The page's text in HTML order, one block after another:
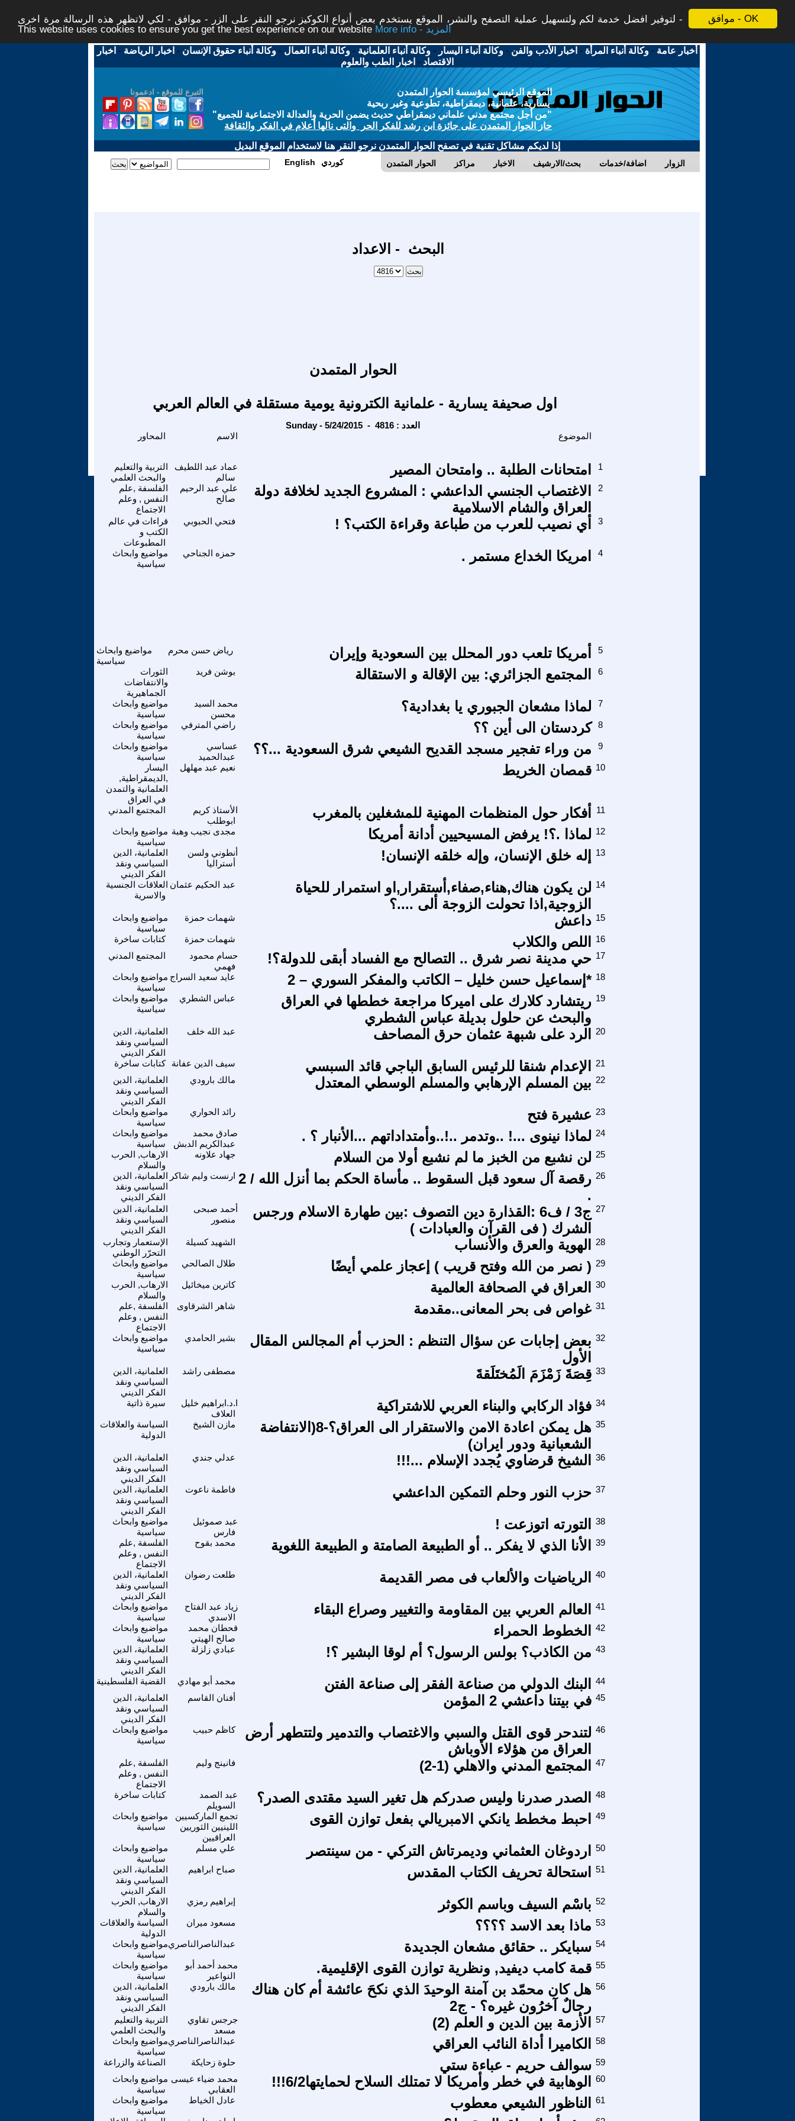
موافق - OK
لتوفير افضل خدمة لكم ولتسهيل عملية التصفح والنشر، الموقع يستخدم بعض أنواع الكوكيز نرجو النقر على الزر - موافق - لكي لاتظهر هذه الرسالة مرة اخرى -
This website uses cookies to ensure you get the best experience on our website
More info - المزيد
أخبار عامة -وكالة أنباء المرأة - اخبار الأدب والفن -وكالة أنباء اليسار -وكالة أنباء العلمانية -وكالة أنباء العمال -وكالة أنباء حقوق الإنسان - اخبار الرياضة - اخبار
الاقتصاد - اخبار الطب والعلوم
التبرع للموقع - ادعمونا
الموقع الرئيسي لمؤسسة الحوار المتمدن
يسارية، علمانية، ديمقراطية، تطوعية وغير ربحية
"من أجل مجتمع مدني علماني ديمقراطي حديث يضمن الحرية والعدالة الاجتماعية للجميع"
حاز الحوار المتمدن على جائزة ابن رشد للفكر الحر والتى نالها أعلام في الفكر والثقافة
إذا لديكم مشاكل تقنية في تصفح الحوار المتمدن نرجو النقر هنا لاستخدام الموقع البديل
الحوار المتمدن مراكز الاخبار بحث/الارشيف اضافة/خدمات الزوار English كوردي
البحث - الاعداد
الحوار المتمدن
اول صحيفة يسارية - علمانية الكترونية يومية مستقلة في العالم العربي
Sunday - 5/24/2015 - العدد : 4816
الاسم الموضوع
التربية والتعليم
والبحث العلمي
عماد عبد اللطيف
سالم
امتحانات الطلبة .. وامتحان المصير 1
الفلسفة ,علم
النفس , وعلم
الاجتماع
علي عبد الرحيم
صالح
الاغتصاب الجنسي الداعشي : المشروع الجديد لخلافة دولة
العراق والشام الاسلامية
2
قراءات في عالم
الكتب و
المطبوعات
فتحي الحبوبي أي نصيب للعرب من طباعة وقراءة الكتب؟ ! 3
مواضيع وابحاث
سياسية
حمزه الجناحي امريكا الخداع مستمر . 4
مواضيع وابحاث
سياسية
رياض حسن محرم أمريكا تلعب دور المحلل بين السعودية وإيران 5
الثورات
والانتفاضات
الجماهيرية
بوشن فريد المجتمع الجزائري: بين الإقالة و الاستقالة 6
مواضيع وابحاث
سياسية
محمد السيد
محسن
لماذا مشعان الجبوري يا بغدادية؟ 7
مواضيع وابحاث
سياسية
راضي المترفي كردستان الى أين ؟؟ 8
مواضيع وابحاث
سياسية
عساسي
عبدالحميد
من وراء تفجير مسجد القديح الشيعي شرق السعودية ...؟؟ 9
اليسار
,الديمقراطية,
العلمانية والتمدن
في العراق
نعيم عبد مهلهل قمصان الخريط 10
المجتمع المدني
الأستاذ كريم
ابوطلب
أفكار حول المنظمات المهنية للمشغلين بالمغرب 11
مواضيع وابحاث
سياسية
مجدى نجيب وهبة لماذا .؟! يرفض المسيحيين أدانة أمريكا 12
العلمانية، الدين
السياسي ونقد
الفكر الديني
أنطوني ولسن
أستراليا
إله خلق الإنسان، وإله خلقه الإنسان! 13
العلاقات الجنسية
والاسرية
عبد الحكيم عثمان
لن يكون هناك,هناء,صفاء,أستقرار,او استمرار للحياة
الزوجية,اذا تحولت الزوجة ألى ....؟
14
مواضيع وابحاث
سياسية
شهمات حمزة داعش 15
كتابات ساخرة شهمات حمزة اللص والكلاب
16
المجتمع المدني
حسام محمود
فهمي
حي مدينة نصر شرق .. التصالح مع الفساد أبقى للدولة؟! 17
مواضيع وابحاث
سياسية
عايد سعيد السراج *إسماعيل حسن خليل – الكاتب والمفكر السوري – 2 18
مواضيع وابحاث
سياسية
عباس الشطري
ريتشارد كلارك على اميركا مراجعة خططها في العراق
والبحث عن حلول بديلة عباس الشطري
19
العلمانية، الدين
السياسي ونقد
الفكر الديني
عبد الله خلف الرد على شبهة عثمان حرق المصاحف 20
كتابات ساخرة سيف الدين عفانة الإعدام شنقا للرئيس السابق الباجي قائد السبسي
21
العلمانية، الدين
السياسي ونقد
الفكر الديني
مالك بارودي بين المسلم الإرهابي والمسلم الوسطي المعتدل 22
مواضيع وابحاث
سياسية
رائد الحواري عشيرة فتح 23
مواضيع وابحاث
سياسية
صادق محمد
عبدالكريم الدبش
لماذا نينوى ...! ..وتدمر ..!..وأمتداداتهم ...الأنبار ؟ . 24
الارهاب, الحرب
والسلام
جهاد علاونه لن نشبع من الخبز ما لم نشبع أولا من السلام 25
العلمانية، الدين
السياسي ونقد
الفكر الديني
ارنست وليم شاكر رقصة آل سعود قبل السقوط .. مأساة الحكم بما أنزل الله / 2
.
26
العلمانية، الدين
السياسي ونقد
الفكر الديني
أحمد صبحى
منصور
ج3 / ف6 :القذارة دين التصوف :بين طهارة الاسلام ورجس
الشرك ( فى القرآن والعبادات )
27
الإستعمار وتجارب
التحرّر الوطني
الشهيد كسيلة الهوية والعرق والأنساب 28
مواضيع وابحاث
سياسية
طلال الصالحي ( نصر من الله وفتح قريب ) إعجاز علمي أيضًا 29
الارهاب, الحرب
والسلام
كاترين ميخائيل العراق في الصحافة العالمية 30
الفلسفة ,علم
النفس , وعلم
الاجتماع
شاهر الشرقاوى غواص فى بحر المعانى..مقدمة 31
مواضيع وابحاث
سياسية
بشير الحامدي
بعض إجابات عن سؤال التنظم : الحزب أم المجالس المقال
الأول
32
العلمانية، الدين
السياسي ونقد
الفكر الديني
مصطفى راشد قِصَةَ زَمْزَمَ الَمُختَلَقةَ 33
سيرة ذاتية
ا.د.ابراهيم خليل
العلاف
فؤاد الركابي والبناء العربي للاشتراكية 34
السياسة والعلاقات
الدولية
مازن الشيخ
هل يمكن اعادة الامن والاستقرار الى العراق؟-8(الانتفاضة
الشعبانية ودور ايران)
35
العلمانية، الدين
السياسي ونقد
الفكر الديني
عدلي جندي الشيخ قرضاوي يُجدد الإسلام ...!!! 36
العلمانية، الدين
السياسي ونقد
الفكر الديني
فاطمة ناعوت حزب النور وحلم التمكين الداعشي 37
مواضيع وابحاث
سياسية
عبد صموئيل
فارس
التورته اتوزعت ! 38
الفلسفة ,علم
النفس , وعلم
الاجتماع
محمد بقوح الأنا الذي لا يفكر .. أو الطبيعة الصامتة و الطبيعة اللغوية 39
العلمانية، الدين
السياسي ونقد
الفكر الديني
طلعت رضوان الرياضيات والألعاب فى مصر القديمة 40
مواضيع وابحاث
سياسية
زياد عبد الفتاح
الاسدي
العالم العربي بين المقاومة والتغيير وصراع البقاء 41
مواضيع وابحاث
سياسية
قحطان محمد
صالح الهيتي
الخطوط الحمراء 42
العلمانية، الدين
السياسي ونقد
الفكر الديني
عبادي زلزلة من الكاذب؟ بولس الرسول؟ أم لوقا البشير ؟! 43
القضية الفلسطينية محمد أبو مهادي البنك الدولي من صناعة الفقر إلى صناعة الفتن
44
العلمانية، الدين
السياسي ونقد
الفكر الديني
أفنان القاسم في بيتنا داعشي 2 المؤمن 45
مواضيع وابحاث
سياسية
كاظم حبيب
لتندحر قوى القتل والسبي والاغتصاب والتدمير ولتتطهر أرض
العراق من هؤلاء الأوباش
46
الفلسفة ,علم
النفس , وعلم
الاجتماع
فانينج وليم المجتمع المدني والاهلي (1-2) 47
كتابات ساخرة
عبد الصمد
السويلم
الصدر صدرنا وليس صدركم هل تغير السيد مقتدى الصدر؟ 48
مواضيع وابحاث
سياسية
تجمع الماركسيين
اللينيين الثوريين
العراقيين
احبط مخطط يانكي الامبريالي بفعل توازن القوى 49
مواضيع وابحاث
سياسية
علي مسلم اردوغان العثماني وديمرتاش التركي - من سينتصر 50
العلمانية، الدين
السياسي ونقد
الفكر الديني
صباح ابراهيم استحالة تحريف الكتاب المقدس 51
الارهاب, الحرب
والسلام
إبراهيم رمزي باسْم السيف وباسم الكوثر 52
السياسة والعلاقات
الدولية
مسعود ميران ماذا بعد الاسد ؟؟؟؟ 53
مواضيع وابحاث
سياسية
عبدالناصرالناصري سبايكر .. حقائق مشعان الجديدة 54
مواضيع وابحاث
سياسية
محمد أحمد أبو
النواعير
قمة كامب ديفيد, ونظرية توازن القوى الإقليمية. 55
العلمانية، الدين
السياسي ونقد
الفكر الديني
مالك بارودي
هل كان محمّد بن آمنة الوحيدَ الذي نكحَ عائشة أم كان هناك
رجالٌ آخرُون غيره؟ - ج2
56
التربية والتعليم
والبحث العلمي
جرجس تقاوي
مسعد
الأزمة بين الدين و العلم (2) 57
مواضيع وابحاث
سياسية
عبدالناصرالناصري الكاميرا أداة النائب العراقي 58
الصناعة والزراعة حلوة زحايكة سوالف حريم - عباءة ستي 59
مواضيع وابحاث
سياسية
محمد ضياء عيسى
العقابي
الوهابية في خطر وأمريكا لا تمتلك السلاح لحمايتها6/2!!! 60
مواضيع وابحاث
سياسية
عادل الخياط الناظور الشيعي معطوب 61